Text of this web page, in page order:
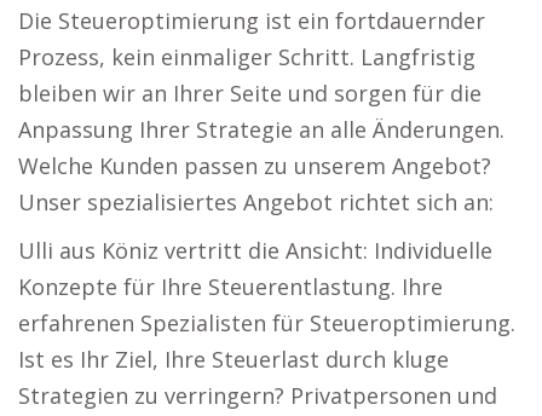
Die Steueroptimierung ist ein fortdauernder
Prozess, kein einmaliger Schritt. Langfristig
bleiben wir an Ihrer Seite und sorgen für die
Anpassung Ihrer Strategie an alle Änderungen.
Welche Kunden passen zu unserem Angebot?
Unser spezialisiertes Angebot richtet sich an:
Ulli aus Köniz vertritt die Ansicht: Individuelle
Konzepte für Ihre Steuerentlastung. Ihre
erfahrenen Spezialisten für Steueroptimierung.
Ist es Ihr Ziel, Ihre Steuerlast durch kluge
Strategien zu verringern? Privatpersonen und